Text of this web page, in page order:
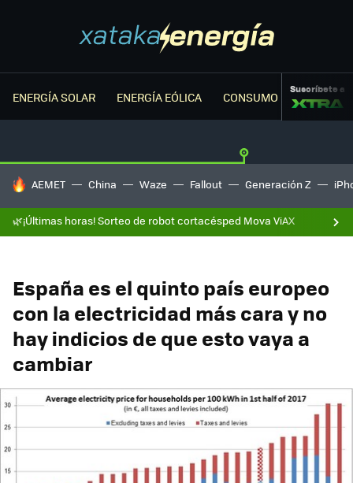
ENERGÍA SOLAR ENERGÍA EÓLICA CONSUMO ENERGÉTICO
Suscríbete a
HOY SE HABLA DE
AEMET China Waze Fallout Generación Z
🌿¡Últimas horas! Sorteo de robot cortacésped Mova ViAX
España es el quinto país europeo
con la electricidad más cara y no
hay indicios de que esto vaya a
cambiar